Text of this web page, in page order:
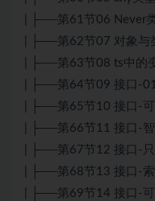
| ├──第61节06 Never
| ├──第62节07 对象与
| ├──第63节08 ts中的
| ├──第64节09 接口-
| ├──第65节10 接口-
| ├──第66节11 接口-
| ├──第67节12 接口-
| ├──第68节13 接口-
| ├──第69节14 接口-